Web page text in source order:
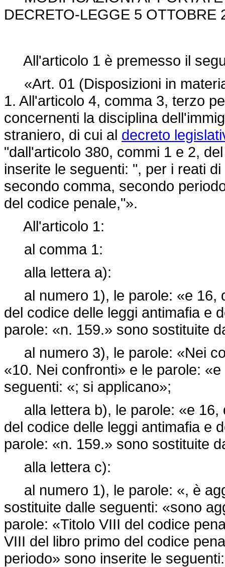
DECRETO-LEGGE 5 OTTOBRE
All'articolo 1 è premesso il
«Art. 01 (Disposizioni in
1. All'articolo 4, comma 3, terzo
concernenti la disciplina
straniero, di cui al decreto
"dall'articolo 380, commi 1 e 2,
inserite le seguenti: ", per i reati
secondo comma, secondo
del codice penale,"».
All'articolo 1:
al comma 1:
alla lettera a):
al numero 1), le parole: «e 16,
del codice delle leggi antimafia e
parole: «n. 159.» sono sostituite
al numero 3), le parole: «Nei
«10. Nei confronti» e le parole:
seguenti: «; si applicano»;
alla lettera b), le parole: «e 16,
del codice delle leggi antimafia e
parole: «n. 159.» sono sostituite
alla lettera c):
al numero 1), le parole: «, è
sostituite dalle seguenti: «sono
parole: «Titolo VIII del codice
VIII del libro primo del codice
periodo» sono inserite le